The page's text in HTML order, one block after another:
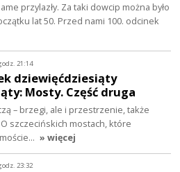
przylazły. Za taki dowcip można było
lat 50. Przed nami 100. odcinek
21:14
dziewięćdziesiąty
Mosty. Część druga
– brzegi, ale i przestrzenie, także
szczecińskich mostach, które
» więcej
23:32